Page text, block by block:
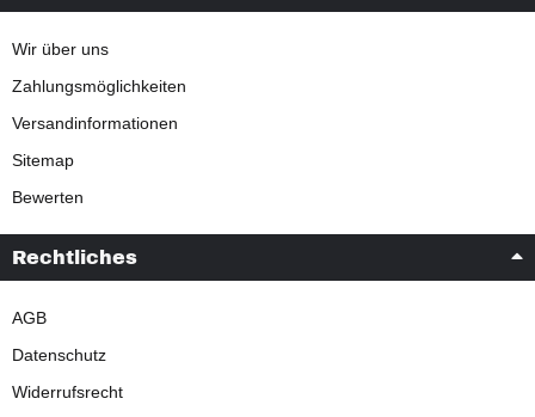
Wir über uns
Zahlungsmöglichkeiten
Versandinformationen
Sitemap
Bewerten
Rechtliches
AGB
Datenschutz
Widerrufsrecht